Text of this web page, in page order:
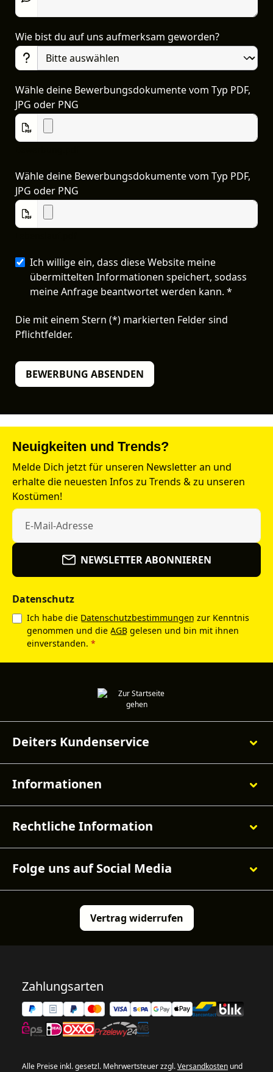
Wie bist du auf uns aufmerksam geworden?
Wähle deine Bewerbungsdokumente vom Typ PDF,
JPG oder PNG
Wähle deine Bewerbungsdokumente vom Typ PDF,
JPG oder PNG
Ich willige ein, dass diese Website meine
übermittelten Informationen speichert, sodass
meine Anfrage beantwortet werden kann. *
Die mit einem Stern (*) markierten Felder sind
Pflichtfelder.
BEWERBUNG ABSENDEN
Neuigkeiten und Trends?
Melde Dich jetzt für unseren Newsletter an und
erhalte die neuesten Infos zu Trends & zu unseren
Kostümen!
NEWSLETTER ABONNIEREN
Datenschutz
Ich habe die Datenschutzbestimmungen zur Kenntnis
genommen und die AGB gelesen und bin mit ihnen
einverstanden. *
Deiters Kundenservice
Informationen
Rechtliche Information
Folge uns auf Social Media
Vertrag widerrufen
Zahlungsarten
Alle Preise inkl. gesetzl. Mehrwertsteuer zzgl.Versandkosten und